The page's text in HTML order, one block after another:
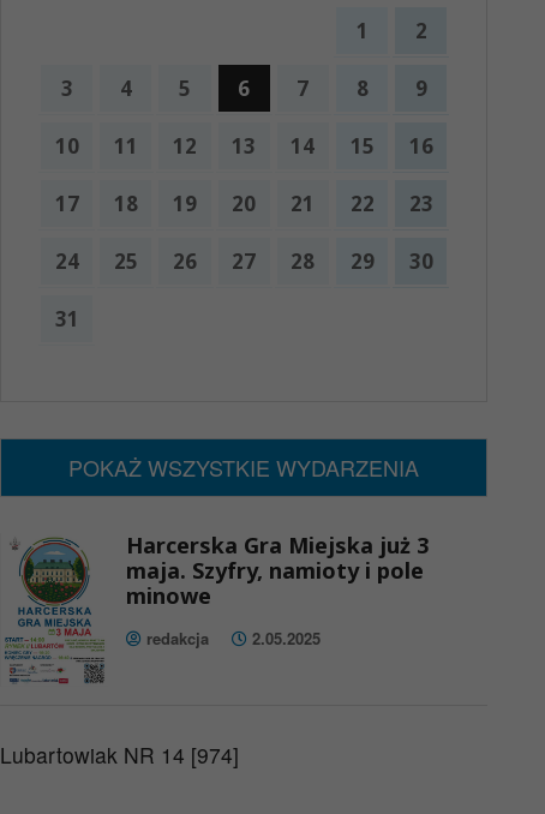
1 2
3 4 5 6 7 8 9
10 11 12 13 14 15 16
17 18 19 20 21 22 23
24 25 26 27 28 29 30
31
POKAŻ WSZYSTKIE WYDARZENIA
Harcerska Gra Miejska już 3
maja. Szyfry, namioty i pole
minowe
redakcja 2.05.2025
Lubartowiak NR 14 [974]